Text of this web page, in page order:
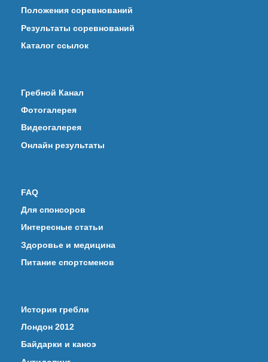
Положения соревнований
Результаты соревнований
Каталог ссылок
Гребной Канал
Фотогалерея
Видеогалерея
Онлайн результаты
FAQ
Для спонсоров
Интересные статьи
Здоровье и медицина
Питание спортсменов
История гребли
Лондон 2012
Байдарки и каноэ